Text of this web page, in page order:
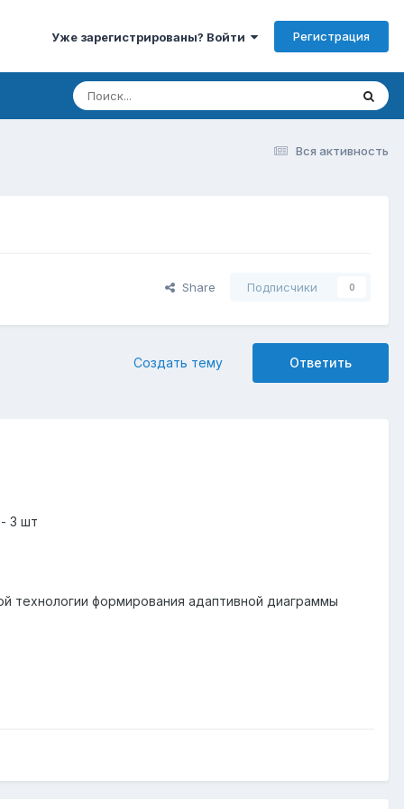
Уже зарегистрированы? Войти Регистрация
Вся активность
Share Подписчики 0
Ответить
Создать тему
3 шт
технологии формирования адаптивной диаграммы